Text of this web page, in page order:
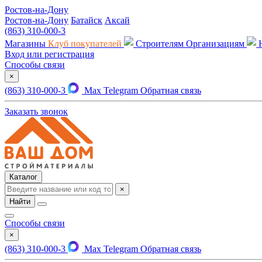
Ростов-на-Дону
Ростов-на-Дону Батайск Аксай
(863) 310-000-3
Магазины Клуб покупателей Строителям Организациям
Вход или регистрация
Способы связи
×
(863) 310-000-3 Max Telegram Обратная связь
Заказать звонок
Каталог
×
Найти
Способы связи
×
(863) 310-000-3 Max Telegram Обратная связь